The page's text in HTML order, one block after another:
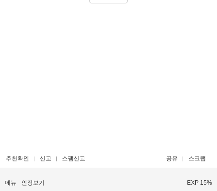
추천확인 신고 스팸신고 공유 스크랩
메뉴 인장보기 EXP 15%